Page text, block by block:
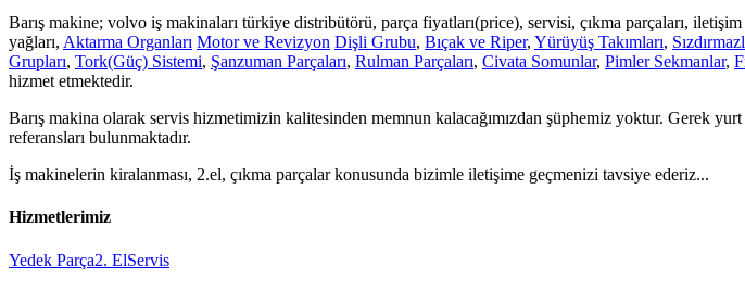
Barış makine; volvo iş makinaları türkiye distribütörü, parça fiyatları(price), servisi, çıkma parçaları,
yağları, Aktarma Organları Motor ve Revizyon Dişli Grubu, Bıçak ve Riper, Yürüyüş Takımları,
Grupları, Tork(Güç) Sistemi, Şanzuman Parçaları, Rulman Parçaları, Civata Somunlar, Pimler Sekmanlar,
hizmet etmektedir.
Barış makina olarak servis hizmetimizin kalitesinden memnun kalacağımızdan şüphemiz yoktur. Gerek yurt
referansları bulunmaktadır.
İş makinelerin kiralanması, 2.el, çıkma parçalar konusunda bizimle iletişime geçmenizi tavsiye ederiz...
Hizmetlerimiz
Yedek Parça2. ElServis